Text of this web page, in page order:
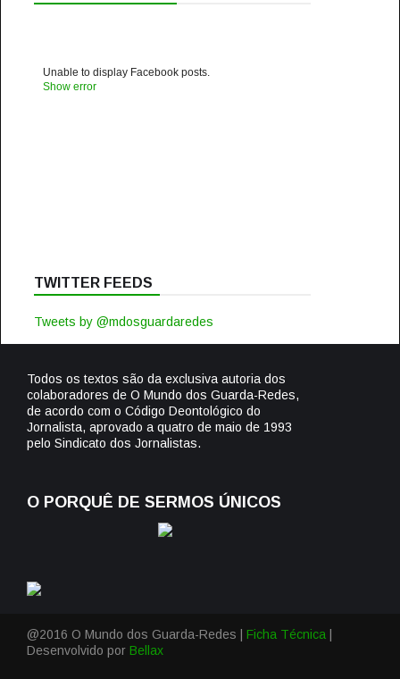
Unable to display Facebook posts.
Show error
TWITTER FEEDS
Tweets by @mdosguardaredes
Todos os textos são da exclusiva autoria dos
colaboradores de O Mundo dos Guarda-Redes,
de acordo com o Código Deontológico do
Jornalista, aprovado a quatro de maio de 1993
pelo Sindicato dos Jornalistas.
O PORQUÊ DE SERMOS ÚNICOS
@2016 O Mundo dos Guarda-Redes | Ficha Técnica
Desenvolvido por Bellax